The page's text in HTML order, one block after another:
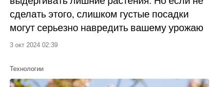
сделать этого, слишком густые посадки
могут серьезно навредить вашему урожаю
3 окт 2024 02:39
Технологии